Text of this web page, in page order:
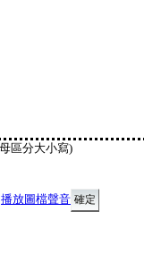
區分大小寫)
播放圖檔聲音